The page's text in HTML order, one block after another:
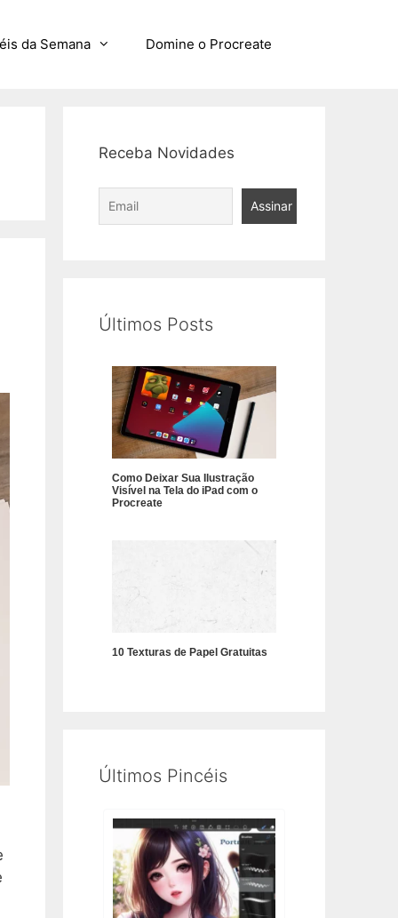
da Semana Domine o Procreate
Receba Novidades
Últimos Posts
Como Deixar Sua Ilustração
Visível na Tela do iPad com o
Procreate
10 Texturas de Papel Gratuitas
Últimos Pincéis